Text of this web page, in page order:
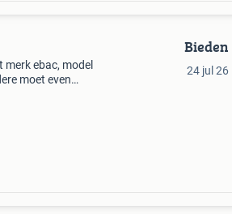
ebac, model
moet even
Bieden
24 jul 26